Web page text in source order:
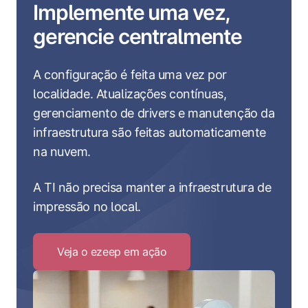
Implemente uma vez,
gerencie centralmente
A configuração é feita uma vez por
localidade. Atualizações contínuas,
gerenciamento de drivers e manutenção da
infraestrutura são feitas automaticamente
na nuvem.
A TI não precisa manter a infraestrutura de
impressão no local.
Veja o ezeep em ação
to